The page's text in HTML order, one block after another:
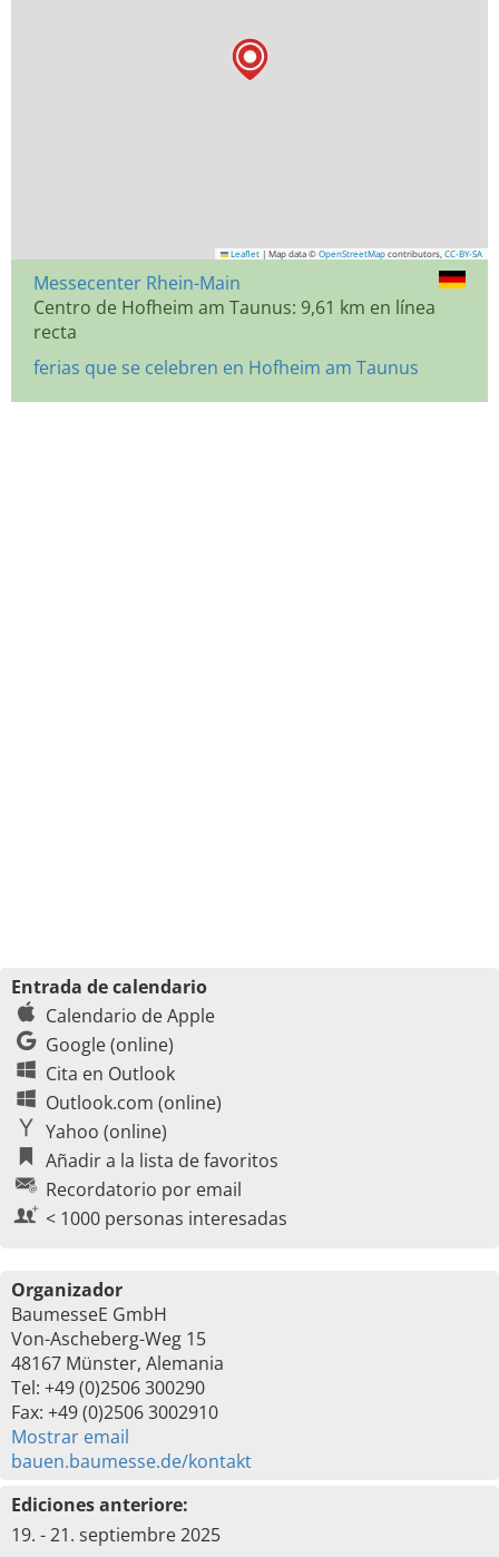
Leaflet | Map data © OpenStreetMap contributors, CC-BY-SA
Messecenter Rhein-Main
Centro de Hofheim am Taunus: 9,61 km en línea
recta
ferias que se celebren en Hofheim am Taunus
Entrada de calendario
Calendario de Apple
Google (online)
Cita en Outlook
Outlook.com (online)
Yahoo (online)
Añadir a la lista de favoritos
Recordatorio por email
< 1000 personas interesadas
Organizador
BaumesseE GmbH
Von-Ascheberg-Weg 15
48167 Münster, Alemania
Tel: +49 (0)2506 300290
Fax: +49 (0)2506 3002910
Mostrar email
bauen.baumesse.de/kontakt
Ediciones anteriore:
19. - 21. septiembre 2025